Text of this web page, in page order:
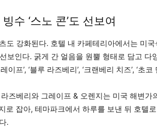
수 ‘스노 콘’도 선보여
도 강화된다. 호텔 내 카페테리아에서는 미
보인다. 굵게 간 얼음을 원뿔 형태로 담고 다
이프’, ‘블루 라즈베리’, ‘크랜베리 치즈’, ‘초
즈베리와 그레이프 & 오렌지는 미국 해변
로 잡아, 테마파크에서 하루를 보낸 뒤 호텔
.